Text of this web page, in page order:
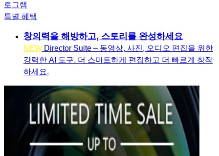
로그램
특별 혜택
창의력을 해방하고, 스토리를 완성하세요
NEW Director Suite – 동영상, 사진, 오디오 편집을 위한
강력한 AI 도구. 더 스마트하게 편집하고 더 빠르게 창작
하세요.